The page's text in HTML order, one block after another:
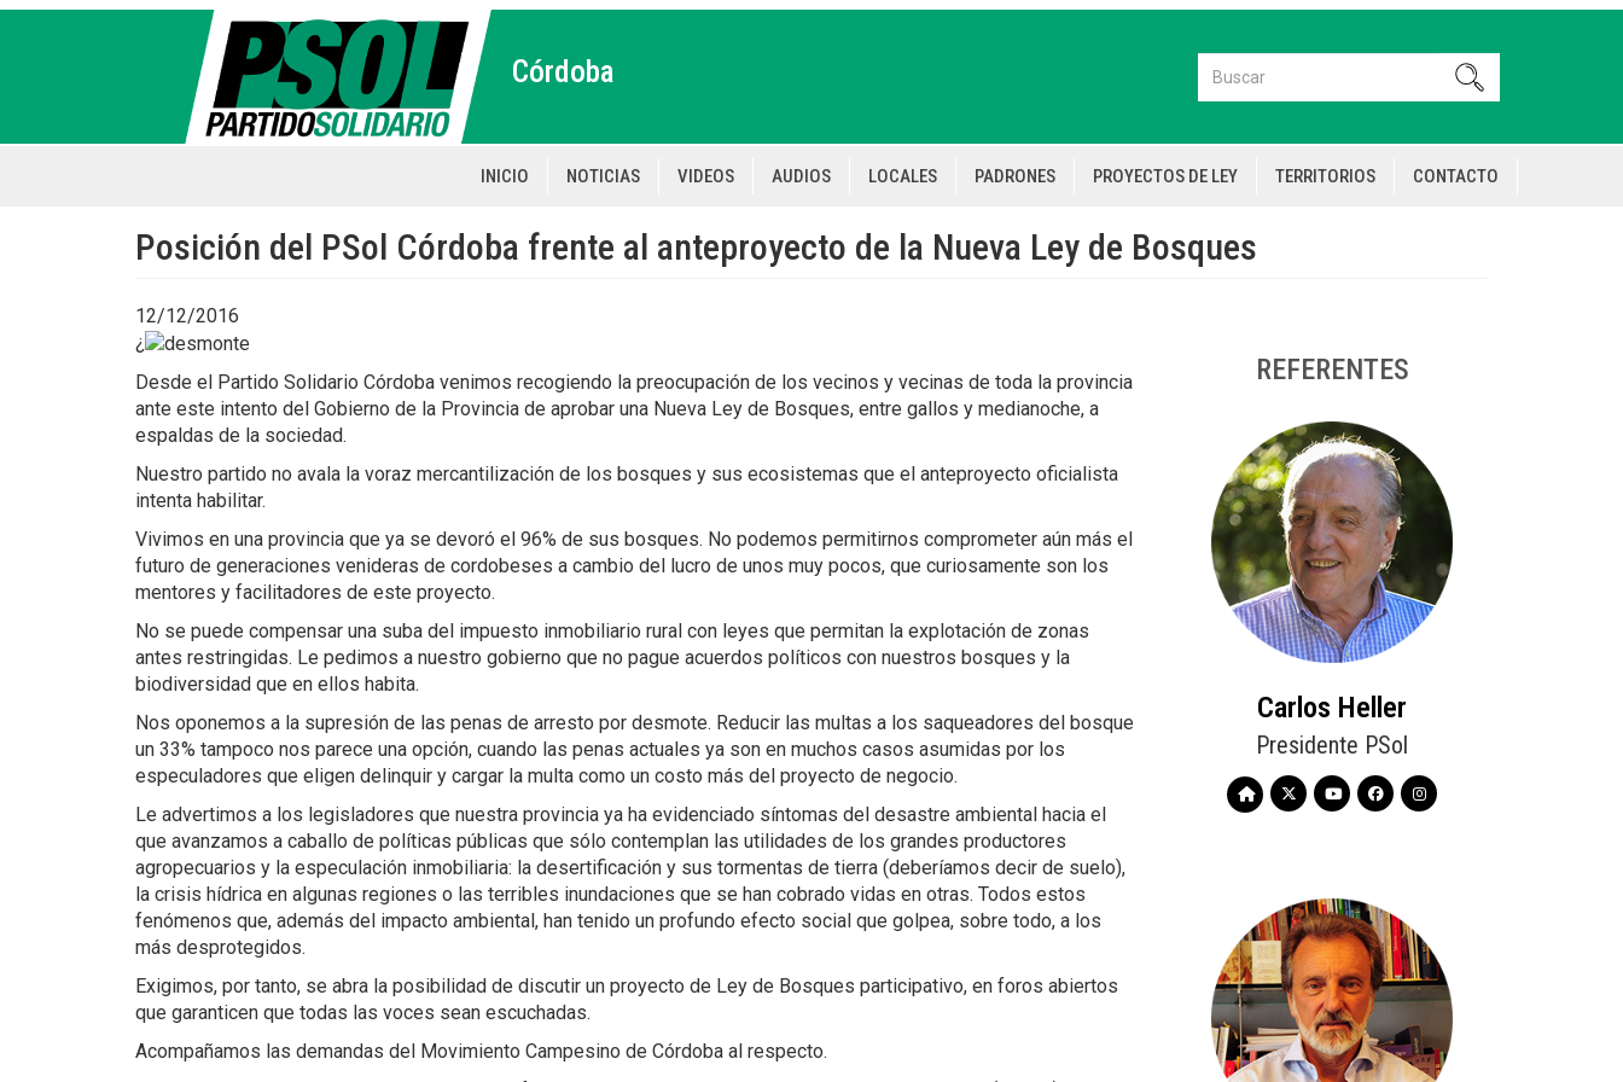
Pasar
Córdoba Buscar
navigation
INICIO NOTICIAS VIDEOS AUDIOS LOCALES PADRONES PROYECTOS DE LEY TERRITORIOS CONTACTO
Posición del PSol Córdoba frente al anteproyecto de la Nueva Ley de Bosques
12/12/2016
¿
Desde el Partido Solidario Córdoba venimos recogiendo la preocupación de los vecinos y vecinas de toda la provincia
ante este intento del Gobierno de la Provincia de aprobar una Nueva Ley de Bosques, entre gallos y medianoche, a
espaldas de la sociedad.
Nuestro partido no avala la voraz mercantilización de los bosques y sus ecosistemas que el anteproyecto oficialista
intenta habilitar.
Vivimos en una provincia que ya se devoró el 96% de sus bosques. No podemos permitirnos comprometer aún más el
futuro de generaciones venideras de cordobeses a cambio del lucro de unos muy pocos, que curiosamente son los
mentores y facilitadores de este proyecto.
No se puede compensar una suba del impuesto inmobiliario rural con leyes que permitan la explotación de zonas
antes restringidas. Le pedimos a nuestro gobierno que no pague acuerdos políticos con nuestros bosques y la
biodiversidad que en ellos habita.
Nos oponemos a la supresión de las penas de arresto por desmote. Reducir las multas a los saqueadores del bosque
un 33% tampoco nos parece una opción, cuando las penas actuales ya son en muchos casos asumidas por los
especuladores que eligen delinquir y cargar la multa como un costo más del proyecto de negocio.
Le advertimos a los legisladores que nuestra provincia ya ha evidenciado síntomas del desastre ambiental hacia el
que avanzamos a caballo de políticas públicas que sólo contemplan las utilidades de los grandes productores
agropecuarios y la especulación inmobiliaria: la desertificación y sus tormentas de tierra (deberíamos decir de suelo),
la crisis hídrica en algunas regiones o las terribles inundaciones que se han cobrado vidas en otras. Todos estos
fenómenos que, además del impacto ambiental, han tenido un profundo efecto social que golpea, sobre todo, a los
más desprotegidos.
Exigimos, por tanto, se abra la posibilidad de discutir un proyecto de Ley de Bosques participativo, en foros abiertos
que garanticen que todas las voces sean escuchadas.
Acompañamos las demandas del Movimiento Campesino de Córdoba al respecto.
REFERENTES
Carlos Heller
Presidente PSol